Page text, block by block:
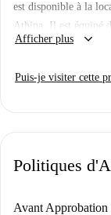
est disponible à la
Athina. Il est équipé
équipée. Veuillez
quartier athénien !
Afficher plus keyboard_arrow_down
Puis-je visiter cette
Politiques
Avant Approbation